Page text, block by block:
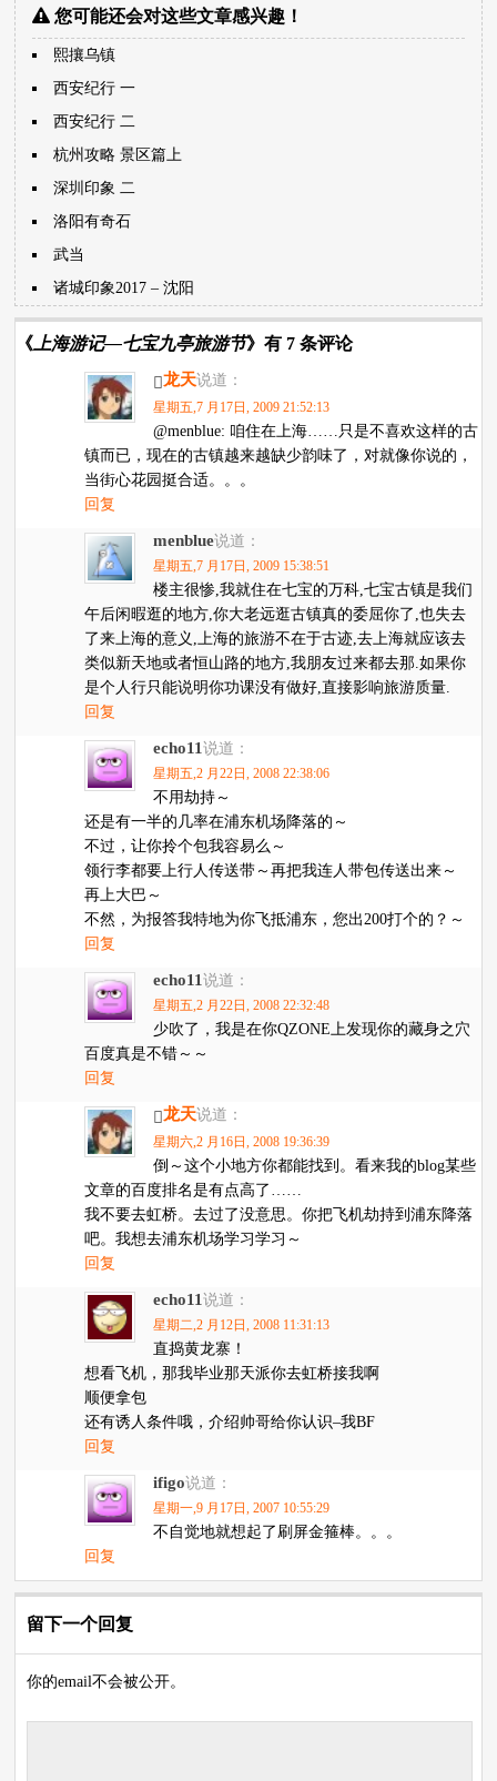
您可能还会对这些文章感兴趣！
熙攘乌镇
西安纪行 一
西安纪行 二
杭州攻略 景区篇上
深圳印象 二
洛阳有奇石
武当
诸城印象2017 – 沈阳
《 上海游记—七宝九亭旅游节》有 7 条评论
龙天说道：
星期五,7 月17日, 2009 21:52:13
@menblue: 咱住在上海……只是不喜欢这样的古
镇而已，现在的古镇越来越缺少韵味了，对就像你说的，
当街心花园挺合适。。。
回复
menblue说道：
星期五,7 月17日, 2009 15:38:51
楼主很惨,我就住在七宝的万科,七宝古镇是我们
午后闲暇逛的地方,你大老远逛古镇真的委屈你了,也失去
了来上海的意义,上海的旅游不在于古迹,去上海就应该去
类似新天地或者恒山路的地方,我朋友过来都去那.如果你
是个人行只能说明你功课没有做好,直接影响旅游质量.
回复
echo11说道：
星期五,2 月22日, 2008 22:38:06
不用劫持～
还是有一半的几率在浦东机场降落的～
不过，让你拎个包我容易么～
领行李都要上行人传送带～再把我连人带包传送出来～
再上大巴～
不然，为报答我特地为你飞抵浦东，您出200打个的？～
回复
echo11说道：
星期五,2 月22日, 2008 22:32:48
少吹了，我是在你QZONE上发现你的藏身之穴
百度真是不错～～
回复
龙天说道：
星期六,2 月16日, 2008 19:36:39
倒～这个小地方你都能找到。看来我的blog某些
文章的百度排名是有点高了……
我不要去虹桥。去过了没意思。你把飞机劫持到浦东降落
吧。我想去浦东机场学习学习～
回复
echo11说道：
星期二,2 月12日, 2008 11:31:13
直捣黄龙寨！
想看飞机，那我毕业那天派你去虹桥接我啊
顺便拿包
还有诱人条件哦，介绍帅哥给你认识–我BF
回复
ifigo说道：
星期一,9 月17日, 2007 10:55:29
不自觉地就想起了刷屏金箍棒。。。
回复
留下一个回复
你的email不会被公开。